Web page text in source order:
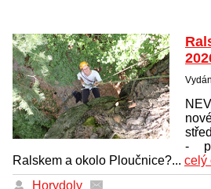
-
Ralskem a okolo Ploučnice?... celý
Horydoly